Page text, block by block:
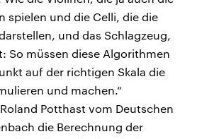
spielen und die Celli, die die
und das Schlagzeug,
So müssen diese Algorithmen
auf der richtigen Skala die
und machen.“
Potthast vom Deutschen
die Berechnung der